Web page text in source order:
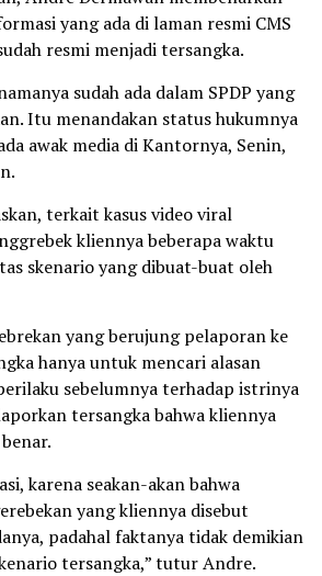
yang ada di laman resmi CMS
resmi menjadi tersangka.
sudah ada dalam SPDP yang
Itu menandakan status hukumnya
awak media di Kantornya, Senin,
terkait kasus video viral
kliennya beberapa waktu
skenario yang dibuat-buat oleh
yang berujung pelaporan ke
hanya untuk mencari alasan
sebelumnya terhadap istrinya
tersangka bahwa kliennya
karena seakan-akan bahwa
yang kliennya disebut
padahal faktanya tidak demikian
tersangka,” tutur Andre.